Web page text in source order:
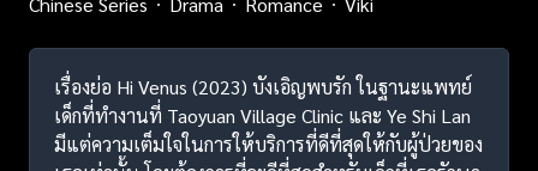
เรื่องย่อ Hi Venus (2023) บังเอิญพบรัก ในฐานะแพทย์
เด็กที่ทำงานที่ Taoyuan Village Clinic และ Ye Shi Lan
มีแต่ความเต็มใจในการให้บริการที่ดีที่สุดให้กับผู้ป่วยของ